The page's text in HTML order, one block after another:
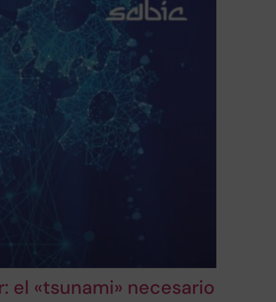
el «tsunami» necesario